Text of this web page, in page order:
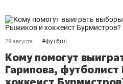
29 августа #футбол
Кому помогут
Гарипова,